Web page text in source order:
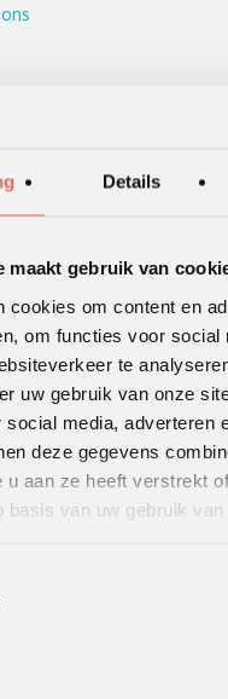
Details
maakt gebruik van
cookies om content en
om functies voor social
te
uw gebruik van onze
social media, adverteren
deze gegevens
u aan ze heeft verstrekt
basis van uw gebruik van
van verschillende